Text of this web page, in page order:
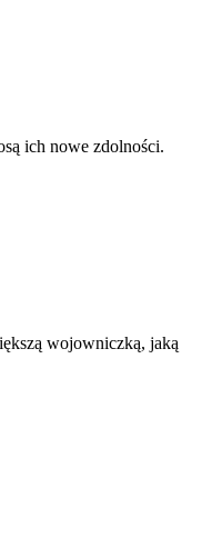
ich nowe zdolności.
wojowniczką, jaką